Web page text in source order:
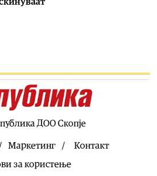
годишен мотоциклист
Вербата на бранителите во
одлучно да продолжиме
запали комбе со македонски
ДОО Скопје
Маркетинг
Контакт
за користење